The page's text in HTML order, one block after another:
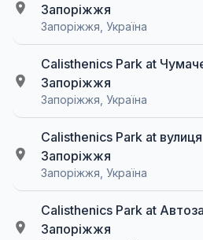
Запоріжжя
Запоріжжя, Україна
Calisthenics Park at
Запоріжжя
Запоріжжя, Україна
Calisthenics Park at
Запоріжжя
Запоріжжя, Україна
Calisthenics Park at
Запоріжжя